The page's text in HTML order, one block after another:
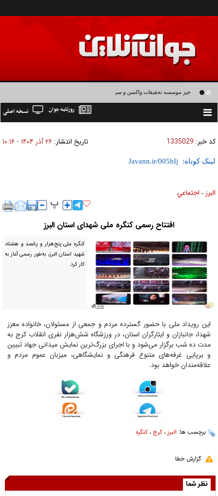
خیز موسسه تحقیقات واکسن و سرم سازی رازی برای تولید واکسن های نسل سوم و
Toggle
نسخه اصلی روزنامه جوان
کد خبر: 1335029 تاریخ انتشار: ۲۶ آذر ۱۴۰۴ - ۱۰:۱۶
لینک کوتاه:
البرز » اجتماعي
افتتاح رسمی کنگره ملی شهدای استان البرز
کنگره ملی پنج‌هزار و پانصد و هشتاد
شهید استان البرز، به‌طور رسمی آغاز به
کار کرد.
این رویداد ملی با حضور گسترده مردم و جمعی از مسئولان، خانواده‌ معزز
شهدا، جانبازان و ایثارگران استان، در ورزشگاه شش‌هزار نفری انقلاب کرج به‌
مدت ده شب برگزار می‌شود و با اجرای بزرگ‌ترین نمایش میدانی جهاد تبیین
و برپایی غرفه‌های متنوع فرهنگی و نمایشگاهی، میزبان عموم مردم و
علاقه‌مندان خواهد بود.
برچسب ها: البرز ،کرج ،کنگره
گزارش خطا
نظر شما